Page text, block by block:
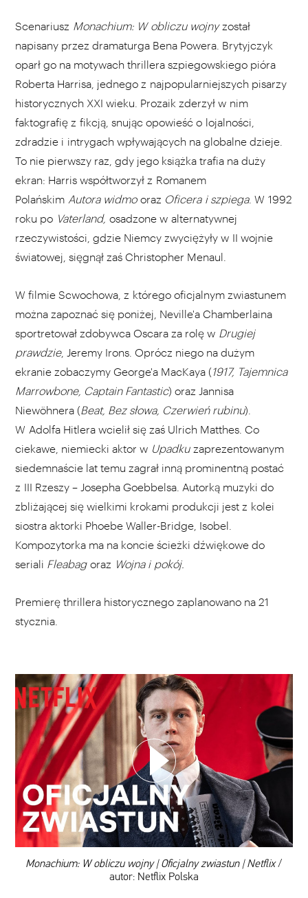
Scenariusz Monachium: W obliczu wojnyzostał
napisany przez dramaturga Bena Powera. Brytyjczyk
oparł go na motywach thrillera szpiegowskiego pióra
Roberta Harrisa, jednego z najpopularniejszych pisarzy
historycznych XXI wieku. Prozaik zderzył w nim
faktografię z fikcją, snując opowieść o lojalności,
zdradzie i intrygach wpływających na globalne dzieje.
To nie pierwszy raz, gdy jego książka trafia na duży
ekran: Harris współtworzył z Romanem
Polańskim Autora widmo oraz Oficera i szpiega. W 1992
roku po Vaterland, osadzone w alternatywnej
rzeczywistości, gdzie Niemcy zwyciężyły w II wojnie
światowej, sięgnął zaś Christopher Menaul.
W filmie Scwochowa, z którego oficjalnym zwiastunem
można zapoznać się poniżej, Neville'a Chamberlaina
sportretował zdobywca Oscara za rolę w Drugiej
prawdzie, Jeremy Irons. Oprócz niego na dużym
ekranie zobaczymy George'a MacKaya (1917, Tajemnica
Marrowbone, Captain Fantastic) oraz Jannisa
Niewöhnera (Beat, Bez słowa, Czerwień rubinu).
W Adolfa Hitlera wcielił się zaś Ulrich Matthes. Co
ciekawe, niemiecki aktor w Upadku zaprezentowanym
siedemnaście lat temu zagrał inną prominentną postać
z III Rzeszy – Josepha Goebbelsa. Autorką muzyki do
zbliżającej się wielkimi krokami produkcji jest z kolei
siostra aktorki Phoebe Waller-Bridge, Isobel.
Kompozytorka ma na koncie ścieżki dźwiękowe do
seriali Fleabag oraz Wojna i pokój.
Premierę thrillera historycznego zaplanowano na 21
stycznia.
00:00
Monachium: W obliczu wojny | Oficjalny zwiastun | Netflix/
autor: Netflix Polska
WYBIERZ SWOJĄ PLAYLISTĘ
DODAJ TEN FILM DO PLAYLISTY